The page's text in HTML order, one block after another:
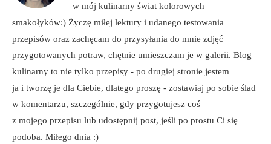
w mój kulinarny świat kolorowych
smakołyków:) Życzę miłej lektury i udanego testowania
przepisów oraz zachęcam do przysyłania do mnie zdjęć
przygotowanych potraw, chętnie umieszczam je w galerii. Blog
kulinarny to nie tylko przepisy - po drugiej stronie jestem
ja i tworzę je dla Ciebie, dlatego proszę - zostawiaj po sobie ślad
w komentarzu, szczególnie, gdy przygotujesz coś
z mojego przepisu lub udostępnij post, jeśli po prostu Ci się
podoba. Miłego dnia :)